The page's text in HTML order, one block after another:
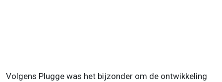
Volgens Plugge was het bijzonder om de ontwikkeling